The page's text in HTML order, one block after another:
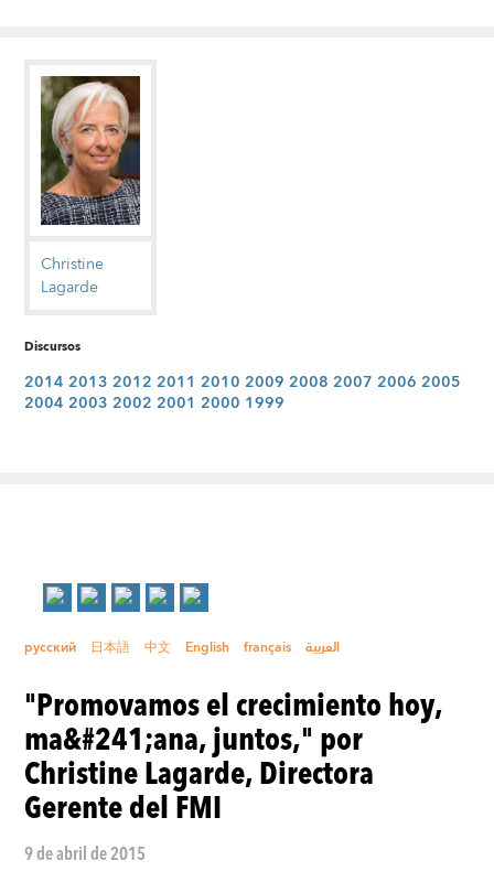
Christine
Lagarde
Discursos
2014 2013 2012 2011 2010 2009 2008 2007 2006 2005
2004 2003 2002 2001 2000 1999
русский 日本語 中文 English français العربية
"Promovamos el crecimiento hoy,
ma&#241;ana, juntos," por
Christine Lagarde, Directora
Gerente del FMI
9 de abril de 2015